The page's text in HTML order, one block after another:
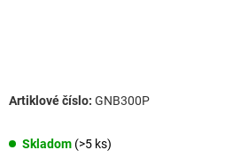
Skladom (>5 ks)
GNB300P